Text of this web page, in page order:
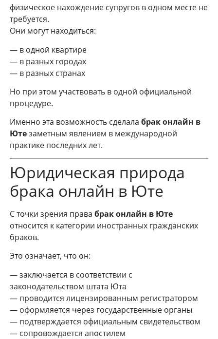
физическое нахождение супругов в одном месте не
требуется.
Они могут находиться:
— в одной квартире
— в разных городах
— в разных странах
Но при этом участвовать в одной официальной
процедуре.
Именно эта возможность сделала брак онлайн в
Ютезаметным явлением в международной
практике последних лет.
Юридическая природа
брака онлайн в Юте
С точки зрения права брак онлайн в Юте
относится к категории иностранных гражданских
браков.
Это означает, что он:
— заключается в соответствии с
законодательством штата Юта
— проводится лицензированным регистратором
— оформляется через государственные органы
— подтверждается официальным свидетельством
— сопровождается апостилем